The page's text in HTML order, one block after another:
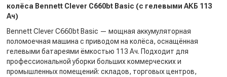
колёса Bennett Clever C660bt Basic (с гелевыми АКБ 113
Ач)
Bennett Clever C660bt Basic — мощная аккумуляторная
поломоечная машина с приводом на колёса, оснащённая
гелевыми батареями ёмкостью 113 Ач. Подходит для
профессиональной уборки больших коммерческих и
промышленных помещений: складов, торговых центров,